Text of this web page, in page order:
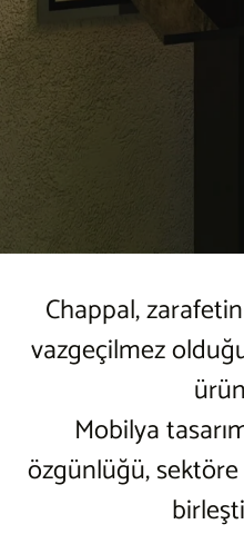
Chappal,
vazgeçilmez
Mobilya
özgünlüğü, sektöre